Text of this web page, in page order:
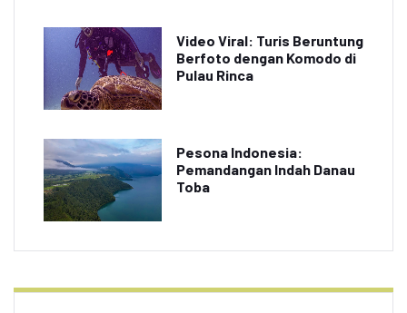
Video Viral: Turis Beruntung
Berfoto dengan Komodo di
Pulau Rinca
Pesona Indonesia:
Pemandangan Indah Danau
Toba